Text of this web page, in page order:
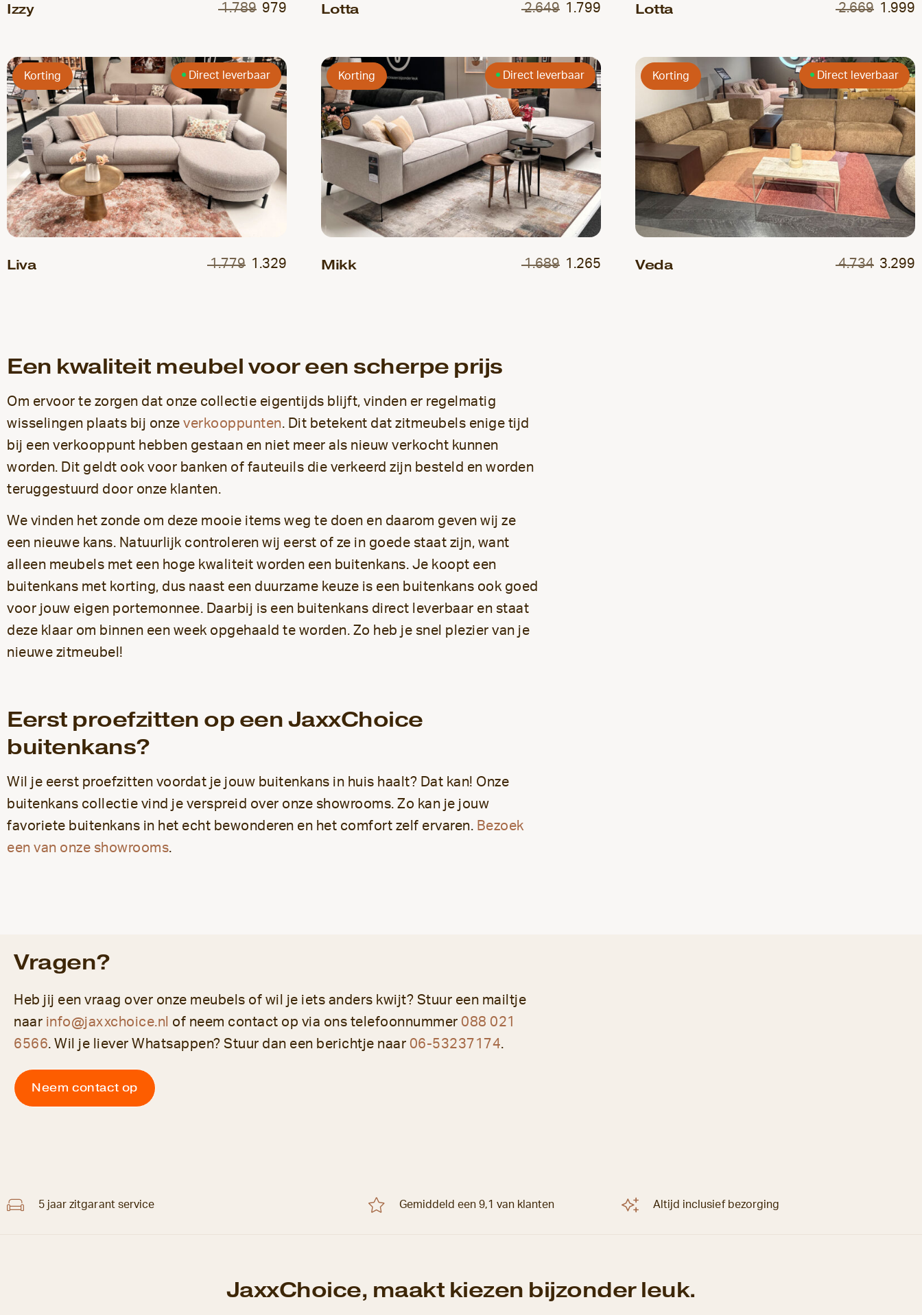
Izzy 1.789 979 Lotta 2.649 1.799 Lotta 2.669 1.999
Korting
Liva 1.779 1.329
Direct leverbaar Korting
Mikk 1.689 1.265
Direct leverbaar Korting
Veda 4.734 3.299
Direct leverbaar
Een kwaliteit meubel voor een scherpe prijs
Om ervoor te zorgen dat onze collectie eigentijds blijft, vinden er regelmatig
wisselingen plaats bij onze verkooppunten. Dit betekent dat zitmeubels enige tijd
bij een verkooppunt hebben gestaan en niet meer als nieuw verkocht kunnen
worden. Dit geldt ook voor banken of fauteuils die verkeerd zijn besteld en worden
teruggestuurd door onze klanten.
We vinden het zonde om deze mooie items weg te doen en daarom geven wij ze
een nieuwe kans. Natuurlijk controleren wij eerst of ze in goede staat zijn, want
alleen meubels met een hoge kwaliteit worden een buitenkans. Je koopt een
buitenkans met korting, dus naast een duurzame keuze is een buitenkans ook goed
voor jouw eigen portemonnee. Daarbij is een buitenkans direct leverbaar en staat
deze klaar om binnen een week opgehaald te worden. Zo heb je snel plezier van je
nieuwe zitmeubel!
Eerst proefzitten op een JaxxChoice
buitenkans?
Wil je eerst proefzitten voordat je jouw buitenkans in huis haalt? Dat kan! Onze
buitenkans collectie vind je verspreid over onze showrooms. Zo kan je jouw
favoriete buitenkans in het echt bewonderen en het comfort zelf ervaren. Bezoek
een van onze showrooms.
Vragen?
Heb jij een vraag over onze meubels of wil je iets anders kwijt? Stuur een mailtje
naar info@jaxxchoice.nl of neem contact op via ons telefoonnummer 088 021
6566. Wil je liever Whatsappen? Stuur dan een berichtje naar 06-53237174.
Neem contact op
5 jaar zitgarant service Gemiddeld een 9,1 van klanten Altijd inclusief bezorging
JaxxChoice, maakt kiezen bijzonder leuk.